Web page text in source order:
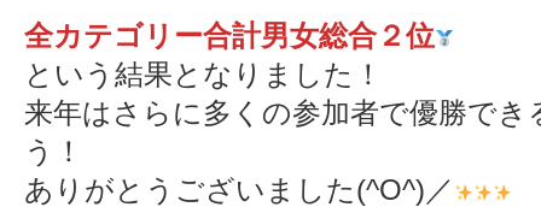
全カテゴリー合計男女総合２位
という結果となりました！
来年はさらに多くの参加者で優勝で
う！
ありがとうございました(^O^)／